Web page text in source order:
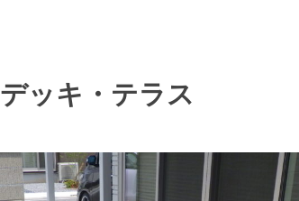
デッキ・テラス